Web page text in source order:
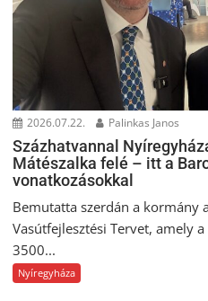
2026.07.22. Palinkas Janos
Százhatvannal
Mátészalka felé – itt a
vonatkozásokkal
Bemutatta szerdán a kormány
Vasútfejlesztési Tervet, amely
3500...
Nyíregyháza